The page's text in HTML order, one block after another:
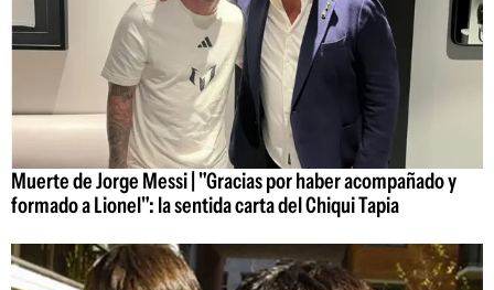
Muerte de Jorge Messi | "Gracias por haber acompañado y
formado a Lionel": la sentida carta del Chiqui Tapia